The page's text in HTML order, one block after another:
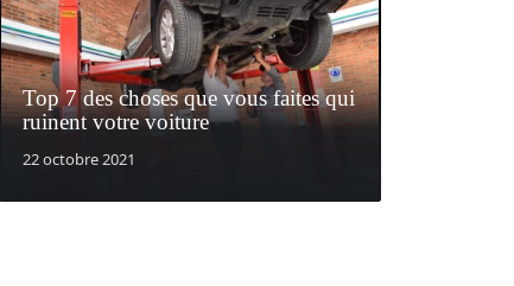
Top 7 des choses que vous faites qui
ruinent votre voiture
22 octobre 2021